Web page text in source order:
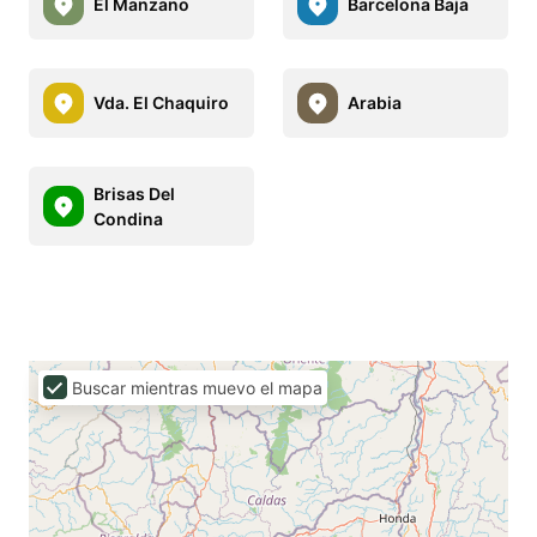
El Manzano Barcelona Baja
Vda. El Chaquiro Arabia
Brisas Del
Condina
Buscar mientras muevo el mapa